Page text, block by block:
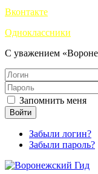
Вконтакте
Одноклассники
С уважением
Запомнить меня
Войти
Забыли логин?
Забыли пароль?